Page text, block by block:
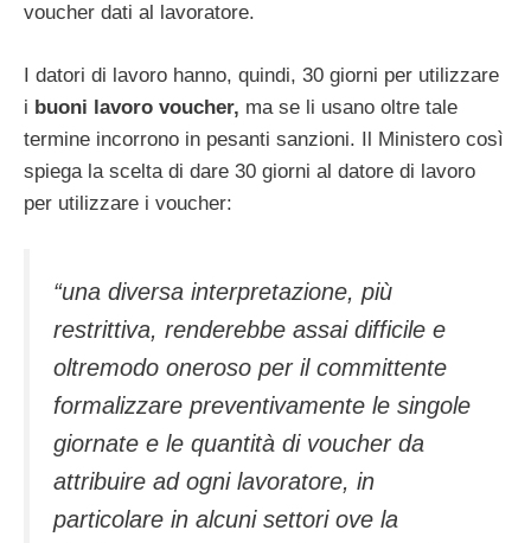
voucher dati al lavoratore.
I datori di lavoro hanno, quindi, 30 giorni per utilizzare
i buoni lavoro voucher, ma se li usano oltre tale
termine incorrono in pesanti sanzioni. Il Ministero così
spiega la scelta di dare 30 giorni al datore di lavoro
per utilizzare i voucher:
“una diversa interpretazione, più
restrittiva, renderebbe assai difficile e
oltremodo oneroso per il committente
formalizzare preventivamente le singole
giornate e le quantità di voucher da
attribuire ad ogni lavoratore, in
particolare in alcuni settori ove la